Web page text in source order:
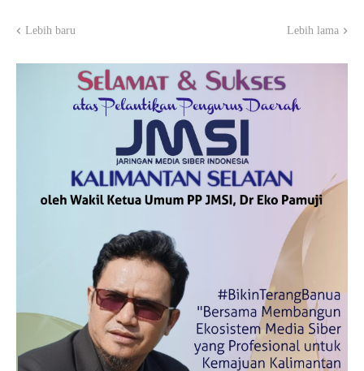
Lebih baru Lebih lama